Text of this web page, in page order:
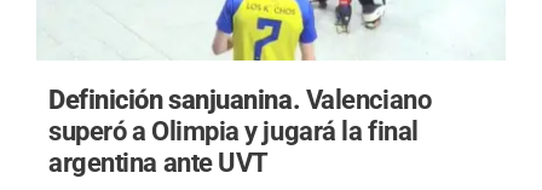
Definición sanjuanina. Valenciano
superó a Olimpia y jugará la final
argentina ante UVT